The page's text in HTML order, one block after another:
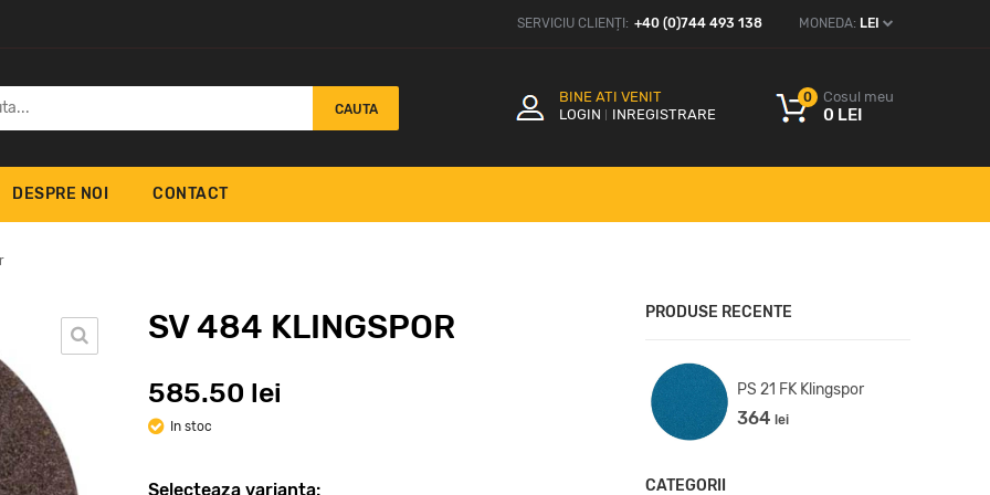
SERVICIU CLIENȚI: +40 (0)744 493 138 MONEDA: LEI
CAUTA
BINE ATI VENIT
LOGIN
INREGISTRARE
Cosul meu
0 LEI
0
DESPRE NOI CONTACT
SV 484 KLINGSPOR
585.50 lei
In stoc
Selecteaza varianta:
PRODUSE RECENTE
Klingspor NDS 555 Klingspor PS 21 FK Klingspor
364 lei
CATEGORII